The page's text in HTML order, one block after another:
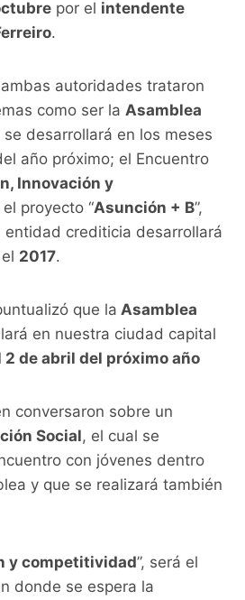
n m
por el intendente
.
autoridades trataron
como ser la Asamblea
se desarrollará en los meses
año próximo; el Encuentro
Innovación y
el proyecto “Asunción + B”,
entidad crediticia desarrollará
2017.
que la Asamblea
en nuestra ciudad capital
2 de abril del próximo año
conversaron sobre un
Social, el cual se
con jóvenes dentro
y que se realizará también
y competitividad”, será el
donde se espera la